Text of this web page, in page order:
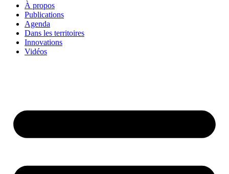
À propos
Publications
Agenda
Dans les territoires
Innovations
Vidéos